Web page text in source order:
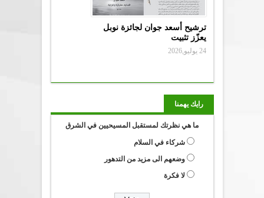
ترشيح أسعد جوان لجائزة نوبل
يعزّز تثبيت
24 يوليو,2026
رايك يهمنا
ما هي نظرتك لمستقبل المسيحيين في الشرق
شركاء في السلام
وضعهم الى مزيد من التدهور
لا فكرة